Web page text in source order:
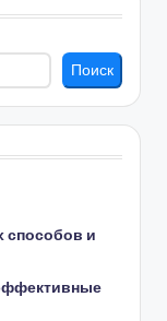
Поиск
способов и